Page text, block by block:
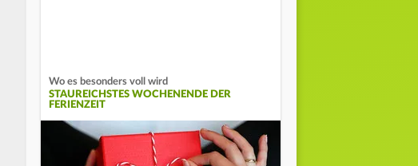
Wo es besonders voll wird
STAUREICHSTES WOCHENENDE DER
FERIENZEIT